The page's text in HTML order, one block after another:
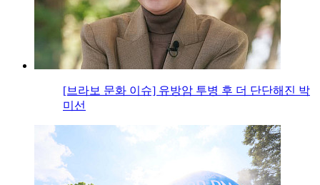
[브라보 문화 이슈] 유방암 투병 후 더 단단해진 박
미선